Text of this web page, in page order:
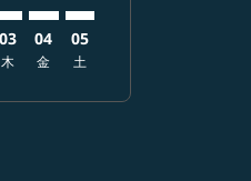
03
木
04
金
05
土